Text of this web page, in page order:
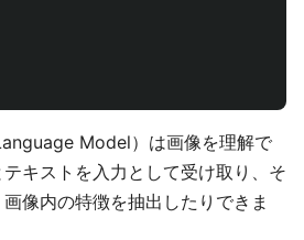
Model）は画像を理解で
キストを入力として受け取り、そ
像内の特徴を抽出したりできま